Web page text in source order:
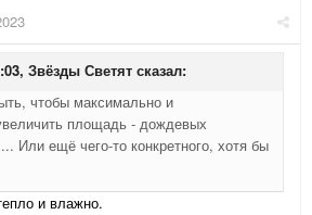
Звёзды Светят сказал:
чтобы максимально и
площадь - дождевых
Или ещё чего-то конкретного, хотя бы
и влажно.